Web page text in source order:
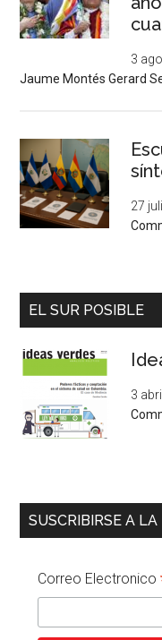
3
Jaume Montés Gerard
27
EL SUR POSIBLE
3
SUSCRIBIRSE A LA
Correo Electronico